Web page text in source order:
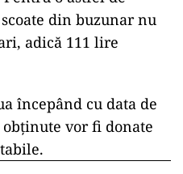
din buzunar nu
adică 111 lire
începând cu data de
vor fi donate